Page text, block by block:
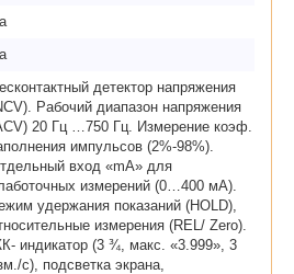
детектор напряжения
Рабочий диапазон напряжения
20 Гц …750 Гц. Измерение коэф.
импульсов (2%-98%).
вход «mA» для
измерений (0…400 мА).
удержания показаний (HOLD),
измерения (REL/ Zero).
индикатор (3 ¾, макс. «3.999», 3
с), подсветка экрана,